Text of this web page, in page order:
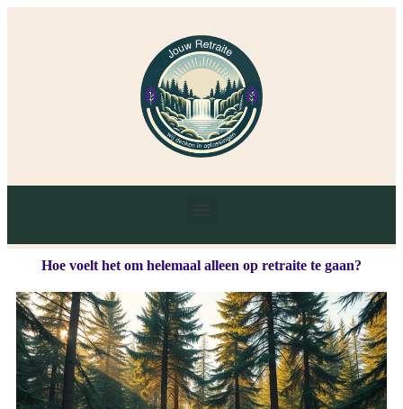
Hoe voelt het om helemaal alleen op retraite te gaan?